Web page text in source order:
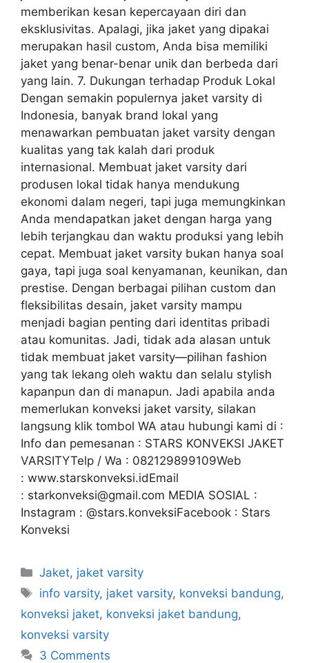
memberikan kesan kepercayaan diri dan
eksklusivitas. Apalagi, jika jaket yang dipakai
merupakan hasil custom, Anda bisa memiliki
jaket yang benar-benar unik dan berbeda dari
yang lain. 7. Dukungan terhadap Produk Lokal
Dengan semakin populernya jaket varsity di
Indonesia, banyak brand lokal yang
menawarkan pembuatan jaket varsity dengan
kualitas yang tak kalah dari produk
internasional. Membuat jaket varsity dari
produsen lokal tidak hanya mendukung
ekonomi dalam negeri, tapi juga memungkinkan
Anda mendapatkan jaket dengan harga yang
lebih terjangkau dan waktu produksi yang lebih
cepat. Membuat jaket varsity bukan hanya soal
gaya, tapi juga soal kenyamanan, keunikan, dan
prestise. Dengan berbagai pilihan custom dan
fleksibilitas desain, jaket varsity mampu
menjadi bagian penting dari identitas pribadi
atau komunitas. Jadi, tidak ada alasan untuk
tidak membuat jaket varsity—pilihan fashion
yang tak lekang oleh waktu dan selalu stylish
kapanpun dan di manapun. Jadi apabila anda
memerlukan konveksi jaket varsity, silakan
langsung klik tombol WA atau hubungi kami di :
Info dan pemesanan : STARS KONVEKSI JAKET
VARSITYTelp / Wa : 082129899109Web
: www.starskonveksi.idEmail
: starkonveksi@gmail.com MEDIA SOSIAL :
Instagram : @stars.konveksiFacebook : Stars
Konveksi
Jaket, jaket varsity
info varsity, jaket varsity, konveksi bandung,
konveksi jaket, konveksi jaket bandung,
konveksi varsity
3 Comments